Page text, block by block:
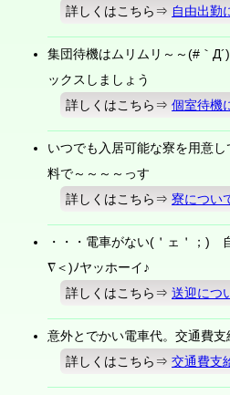
詳しくはこちら⇒ 自由出勤
集団待機はムリムリ～～(#｀
ックスしましょう
詳しくはこちら⇒個室待機
いつでも入居可能な寮を用意
料で～～～～っす
詳しくはこちら⇒寮につい
・・・電車がない(＇ェ＇；)
∇＜)ﾉヤッホーイ♪
詳しくはこちら⇒送迎につ
意外とでかい電車代。交通費支
詳しくはこちら⇒交通費支